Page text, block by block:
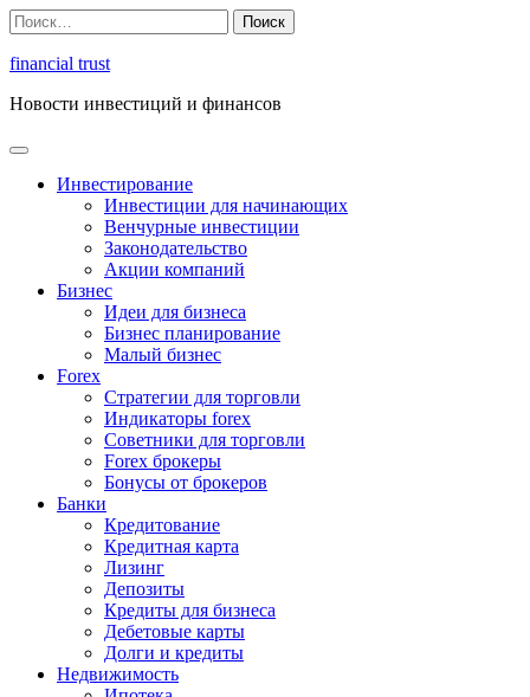
Перейти
к
содержимому
Найти:
financial trust
Новости инвестиций и финансов
Инвестирование
Инвестиции для начинающих
Венчурные инвестиции
Законодательство
Акции компаний
Бизнес
Идеи для бизнеса
Бизнес планирование
Малый бизнес
Forex
Стратегии для торговли
Индикаторы forex
Советники для торговли
Forex брокеры
Бонусы от брокеров
Банки
Кредитование
Кредитная карта
Лизинг
Депозиты
Кредиты для бизнеса
Дебетовые карты
Долги и кредиты
Недвижимость